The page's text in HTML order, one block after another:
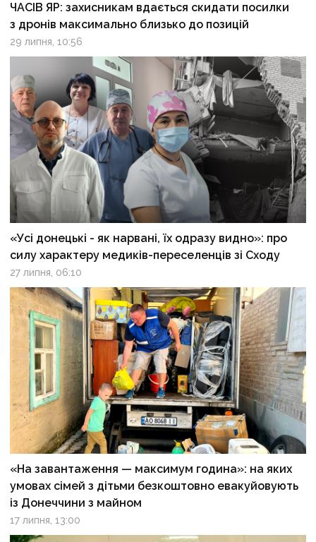
ЧАСІВ ЯР: захисникам вдається скидати посилки
з дронів максимально близько до позицій
29 липня, 10:56
«Усі донецькі - як нарвані, їх одразу видно»: про
силу характеру медиків-переселенців зі Сходу
27 липня, 06:10
«На завантаження — максимум година»: на яких
умовах сімей з дітьми безкоштовно евакуйовують
із Донеччини з майном
17 липня, 13:00